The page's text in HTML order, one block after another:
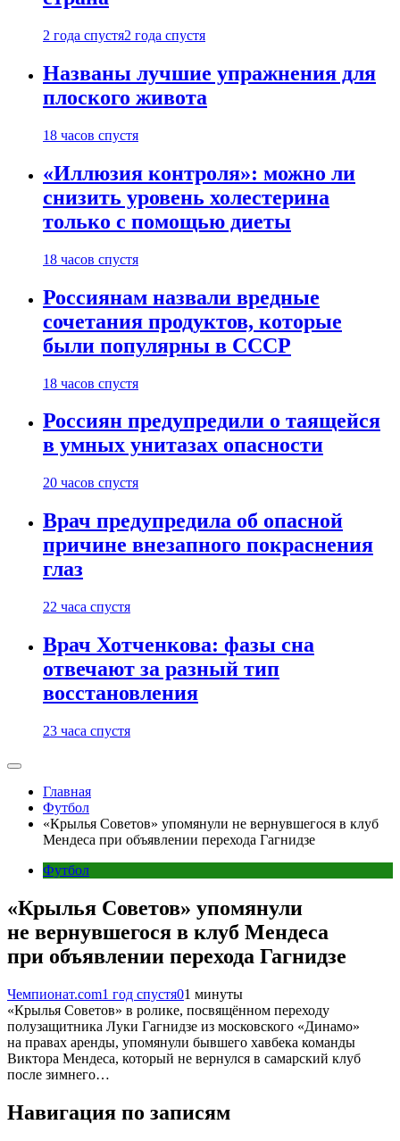
2 года спустя2 года спустя
Названы лучшие упражнения для
плоского живота
18 часов спустя
«Иллюзия контроля»: можно ли
снизить уровень холестерина
только с помощью диеты
18 часов спустя
Россиянам назвали вредные
сочетания продуктов, которые
были популярны в СССР
18 часов спустя
Россиян предупредили о таящейся
в умных унитазах опасности
20 часов спустя
Врач предупредила об опасной
причине внезапного покраснения
глаз
22 часа спустя
Врач Хотченкова: фазы сна
отвечают за разный тип
восстановления
23 часа спустя
Главная
Футбол
«Крылья Советов» упомянули не вернувшегося в клуб
Мендеса при объявлении перехода Гагнидзе
Футбол
«Крылья Советов» упомянули
не вернувшегося в клуб Мендеса
при объявлении перехода Гагнидзе
Чемпионат.com1 год спустя01 минуты
«Крылья Советов» в ролике, посвящённом переходу
полузащитника Луки Гагнидзе из московского «Динамо»
на правах аренды, упомянули бывшего хавбека команды
Виктора Мендеса, который не вернулся в самарский клуб
после зимнего…
Навигация по записям